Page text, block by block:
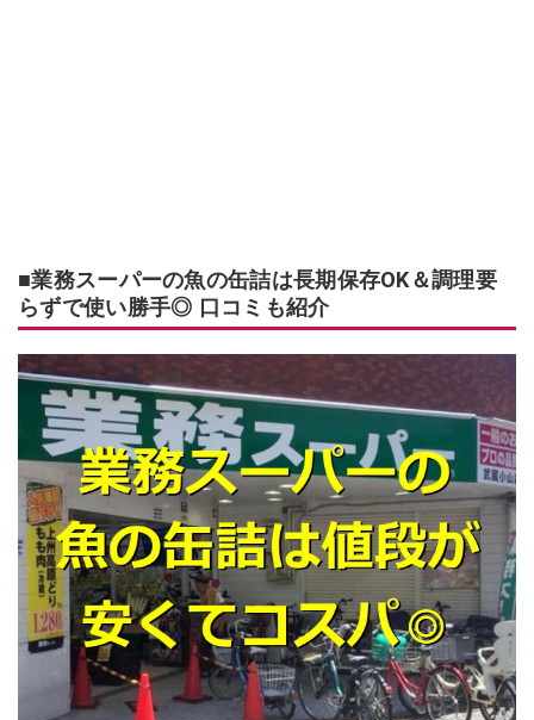
■業務スーパーの魚の缶詰は長期保存OK＆調理要
らずで使い勝手◎ 口コミも紹介